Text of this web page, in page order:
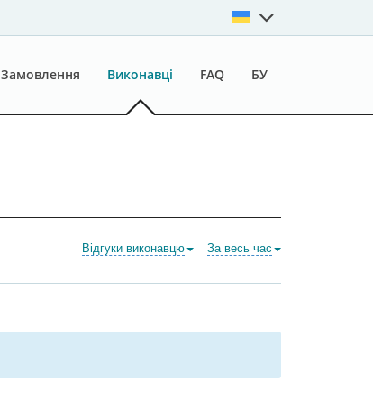
Замовлення Виконавці FAQ БУ
За весь час
Відгуки виконавцю